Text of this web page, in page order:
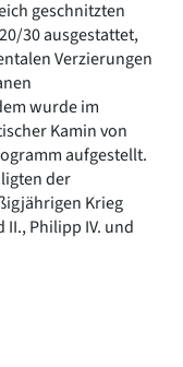
geschnitzten
30 ausgestattet,
Verzierungen
wurde im
Kamin von
aufgestellt.
der
Krieg
Philipp IV. und